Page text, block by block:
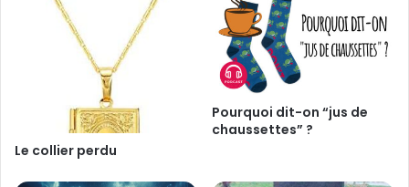
Le collier perdu
Pourquoi dit-on “jus de
chaussettes” ?